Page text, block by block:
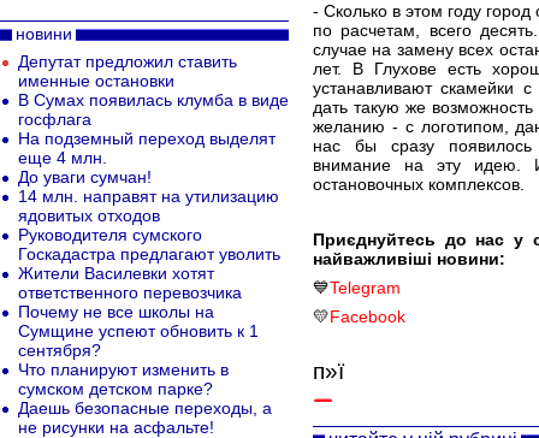
- Сколько в этом году
по расчетам, всего
случае на замену всех
лет. В Глухове есть
устанавливают скамейки
дать такую же
желанию - с логотипом,
нас бы сразу
внимание на эту идею.
остановочных комплексов.
Приєднуйтесь до нас у
найважливіші новини:
💙Telegram
💛Facebook
п»ї
новини
Депутат предложил ставить
именные остановки
В Сумах появилась клумба в виде
госфлага
На подземный переход выделят
еще 4 млн.
До уваги сумчан!
14 млн. направят на утилизацию
ядовитых отходов
Руководителя сумского
Госкадастра предлагают уволить
Жители Василевки хотят
ответственного перевозчика
Почему не все школы на
Сумщине успеют обновить к 1
сентября?
Что планируют изменить в
сумском детском парке?
Даешь безопасные переходы, а
не рисунки на асфальте!